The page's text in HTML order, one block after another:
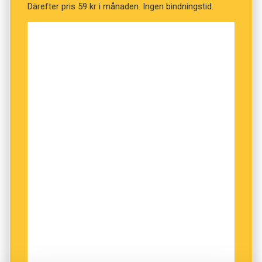
Därefter pris 59 kr i månaden. Ingen bindningstid.